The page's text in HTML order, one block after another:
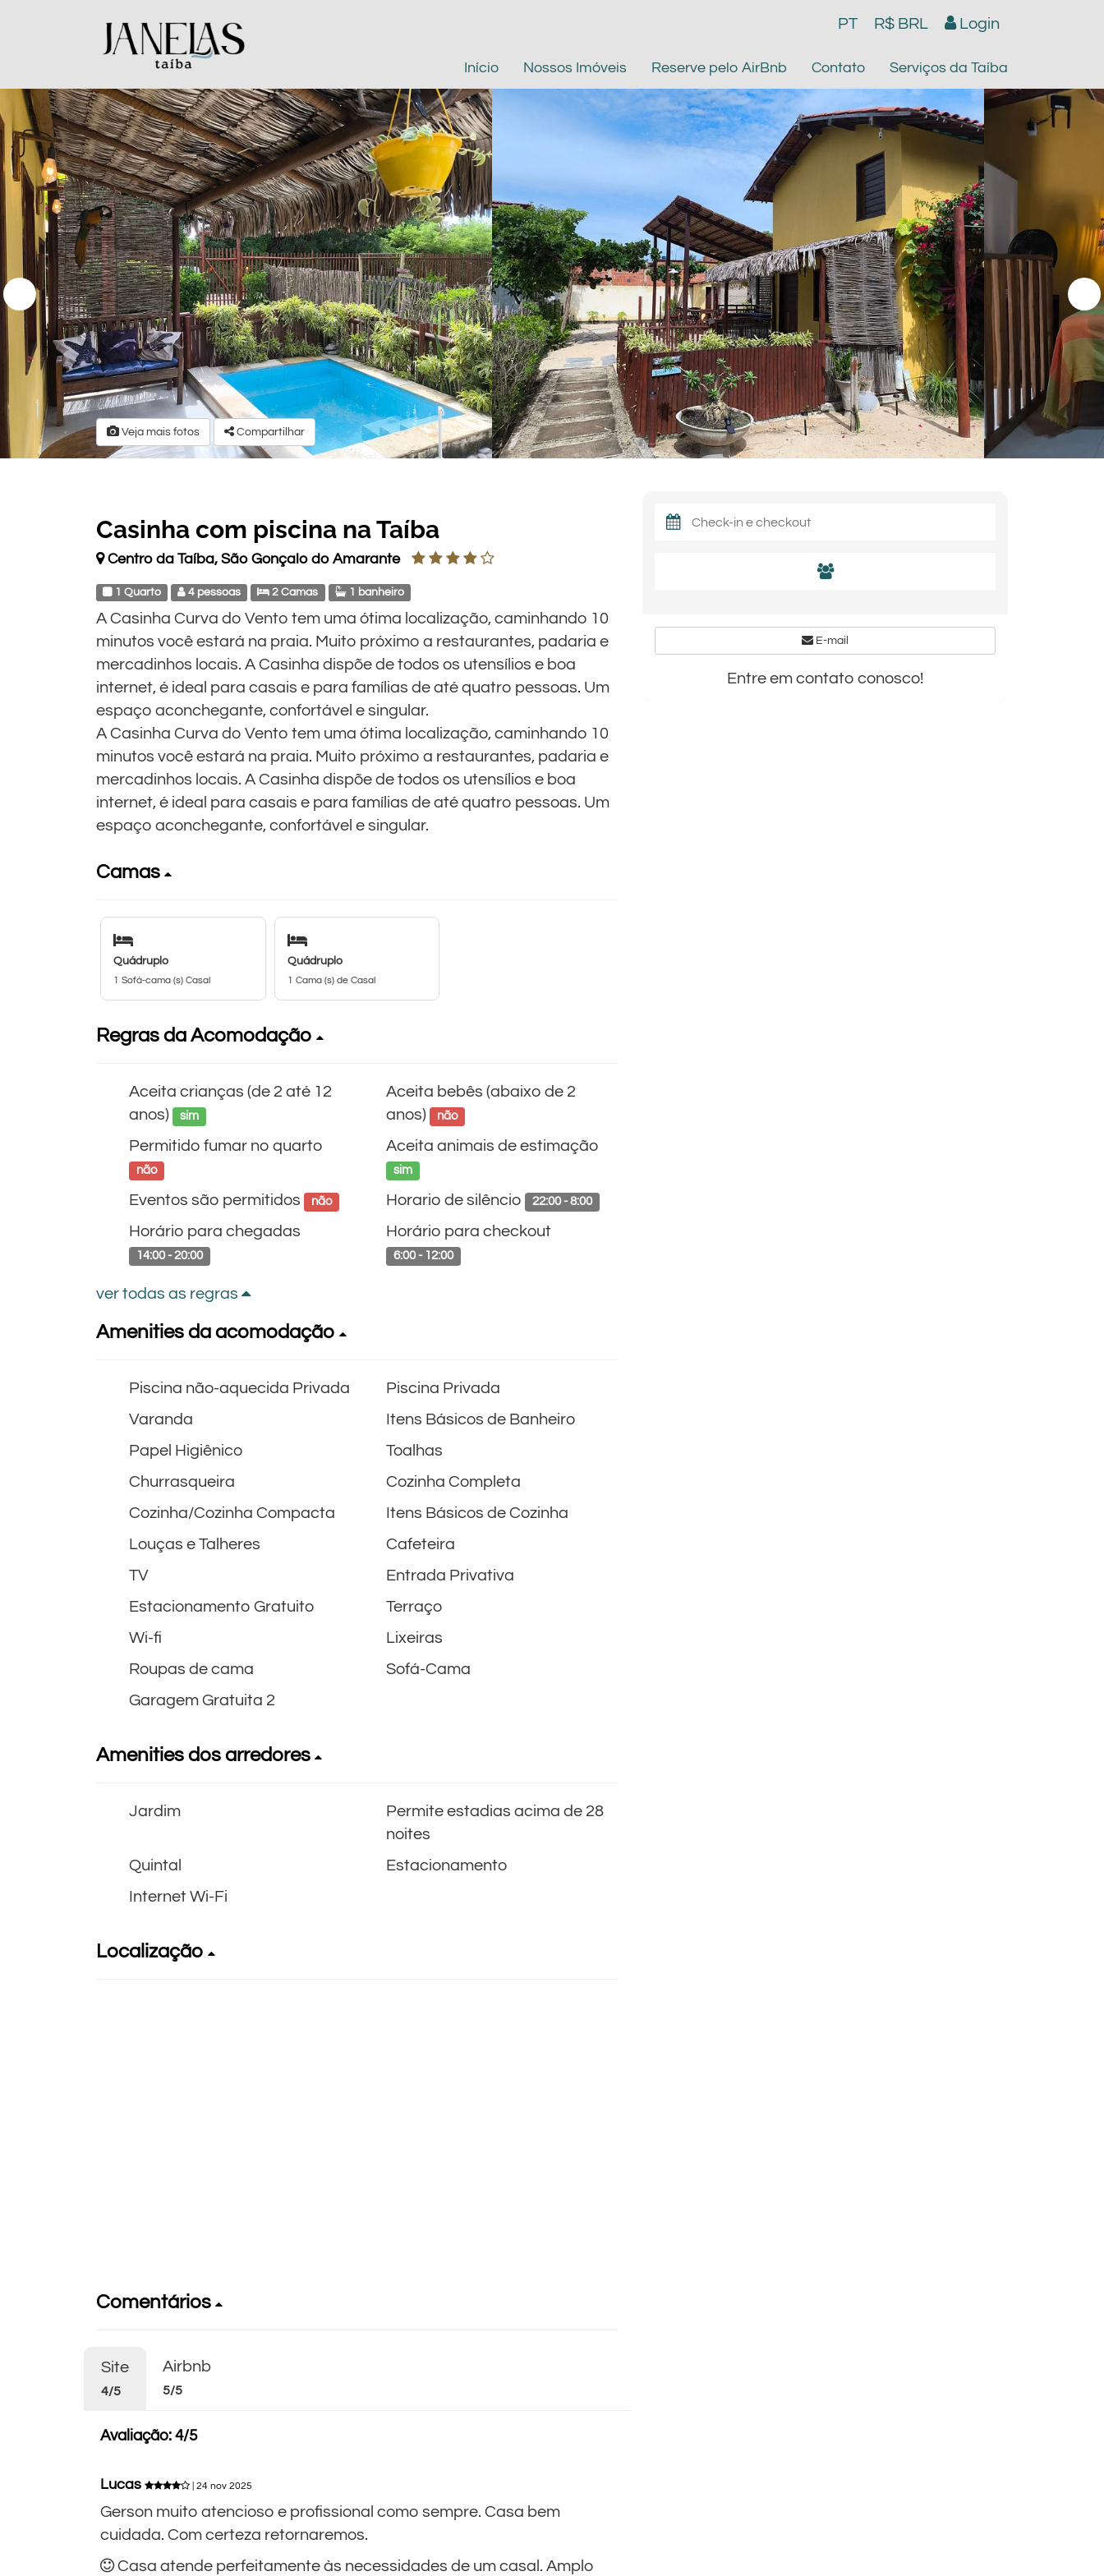
PT R$ BRL Login
Início Nossos Imóveis Reserve pelo AirBnb Contato Serviços da Taíba
Veja mais fotos Compartilhar
Casinha com piscina na Taíba
Centro da Taíba, São Gonçalo do Amarante
1 Quarto 4 pessoas 2 Camas 1 banheiro
A Casinha Curva do Vento tem uma ótima localização, caminhando 10
minutos você estará na praia. Muito próximo a restaurantes, padaria e
mercadinhos locais. A Casinha dispõe de todos os utensílios e boa
internet, é ideal para casais e para famílias de até quatro pessoas. Um
espaço aconchegante, confortável e singular.
A Casinha Curva do Vento tem uma ótima localização, caminhando 10
minutos você estará na praia. Muito próximo a restaurantes, padaria e
mercadinhos locais. A Casinha dispõe de todos os utensílios e boa
internet, é ideal para casais e para famílias de até quatro pessoas. Um
espaço aconchegante, confortável e singular.
Camas
Quádruplo
1 Sofá-cama (s) Casal
Quádruplo
1 Cama (s) de Casal
Regras da Acomodação
Aceita crianças (de 2 até 12
anos)
sim
Aceita bebês (abaixo de 2
anos)
não
Permitido fumar no quarto
não
Aceita animais de estimação
sim
Eventos são permitidos não Horario de silêncio 22:00 - 8:00
Horário para chegadas
14:00 - 20:00
Horário para checkout
6:00 - 12:00
ver todas as regras
Amenities da acomodação
Piscina não-aquecida Privada
Piscina Privada
Varanda
Itens Básicos de Banheiro
Papel Higiênico
Toalhas
Churrasqueira
Cozinha Completa
Cozinha/Cozinha Compacta
Itens Básicos de Cozinha
Louças e Talheres
Cafeteira
TV
Entrada Privativa
Estacionamento Gratuito
Terraço
Wi-fi
Lixeiras
Roupas de cama
Sofá-Cama
Garagem Gratuita 2
Amenities dos arredores
Jardim
Permite estadias acima de 28
noites
Quintal
Estacionamento
Internet Wi-Fi
Localização
Comentários
Site
4/5
Airbnb
5/5
Avaliação: 4/5
Lucas | 24 nov 2025
Gerson muito atencioso e profissional como sempre. Casa bem
cuidada. Com certeza retornaremos.
Casa atende perfeitamente às necessidades de um casal. Amplo
E-mail
Entre em contato conosco!